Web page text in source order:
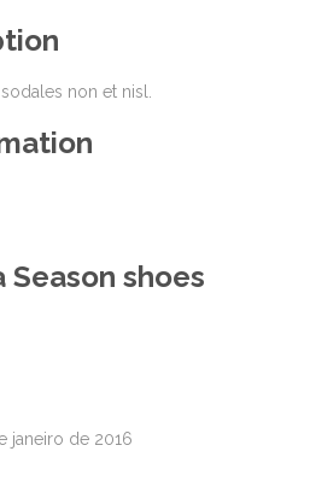
non et nisl.
Season shoes
janeiro de 2016